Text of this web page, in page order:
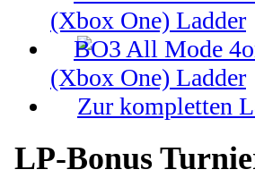
(Xbox One) Ladder
(Xbox One) Ladder
Zur kompletten
LP-Bonus